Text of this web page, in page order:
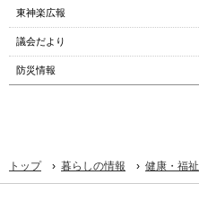
ー東神楽広報
議会だより
防災情報
トップ › 暮らしの情報 › 健康・福祉